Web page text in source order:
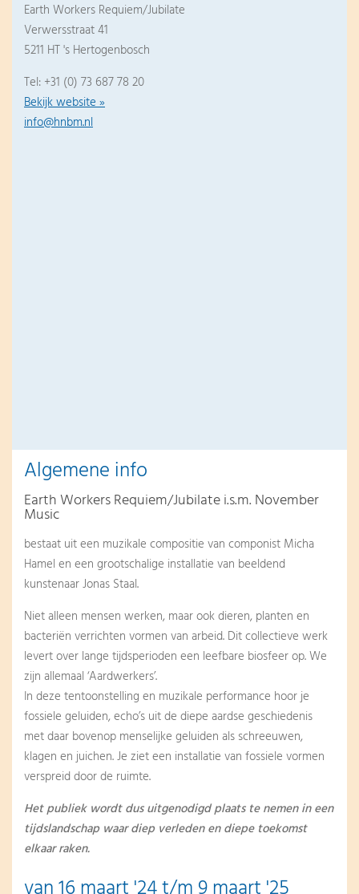
Earth Workers Requiem/Jubilate
Verwersstraat 41
5211 HT 's Hertogenbosch
Tel: +31 (0) 73 687 78 20
Bekijk website »
info@hnbm.nl
Algemene info
Earth Workers Requiem/Jubilate i.s.m. November
Music
bestaat uit een muzikale compositie van componist Micha
Hamel en een grootschalige installatie van beeldend
kunstenaar Jonas Staal.
Niet alleen mensen werken, maar ook dieren, planten en
bacteriën verrichten vormen van arbeid. Dit collectieve werk
levert over lange tijdsperioden een leefbare biosfeer op. We
zijn allemaal ‘Aardwerkers’.
In deze tentoonstelling en muzikale performance hoor je
fossiele geluiden, echo’s uit de diepe aardse geschiedenis
met daar bovenop menselijke geluiden als schreeuwen,
klagen en juichen. Je ziet een installatie van fossiele vormen
verspreid door de ruimte.
Het publiek wordt dus uitgenodigd plaats te nemen in een
tijdslandschap waar diep verleden en diepe toekomst
elkaar raken.